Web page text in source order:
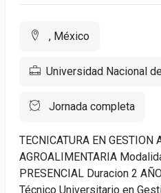
, México
Universidad Nacional
Jornada completa
TECNICATURA EN GESTION
AGROALIMENTARIA
PRESENCIAL Duracion 2
Técnico Universitario en